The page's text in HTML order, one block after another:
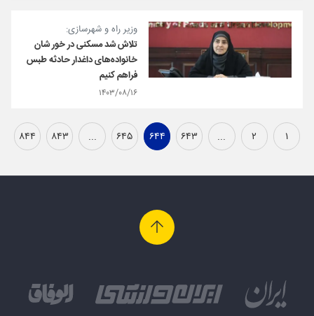
وزیر راه و شهرسازی:
تلاش شد مسکنی در خور شان
خانواده‌های داغدار حادثه طبس
فراهم کنیم
۱۴۰۳/۰۸/۱۶
۱ ۲ ... ۶۴۳ ۶۴۴ ۶۴۵ ... ۸۴۳ ۸۴۴